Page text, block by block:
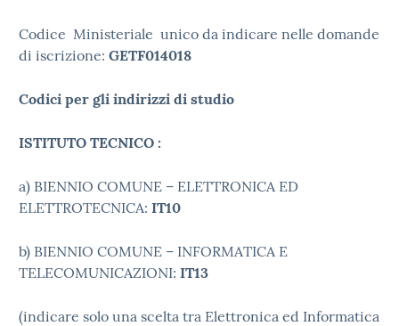
Codice Ministeriale unico da indicare nelle domande
di iscrizione: GETF014018
Codici per gli indirizzi di studio
ISTITUTO TECNICO :
a) BIENNIO COMUNE – ELETTRONICA ED
ELETTROTECNICA: IT10
b) BIENNIO COMUNE – INFORMATICA E
TELECOMUNICAZIONI: IT13
(indicare solo una scelta tra Elettronica ed Informatica